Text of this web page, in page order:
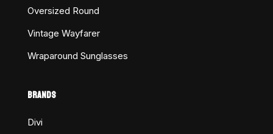
Oversized Round
Vintage Wayfarer
Wraparound Sunglasses
BRANDS
Divi